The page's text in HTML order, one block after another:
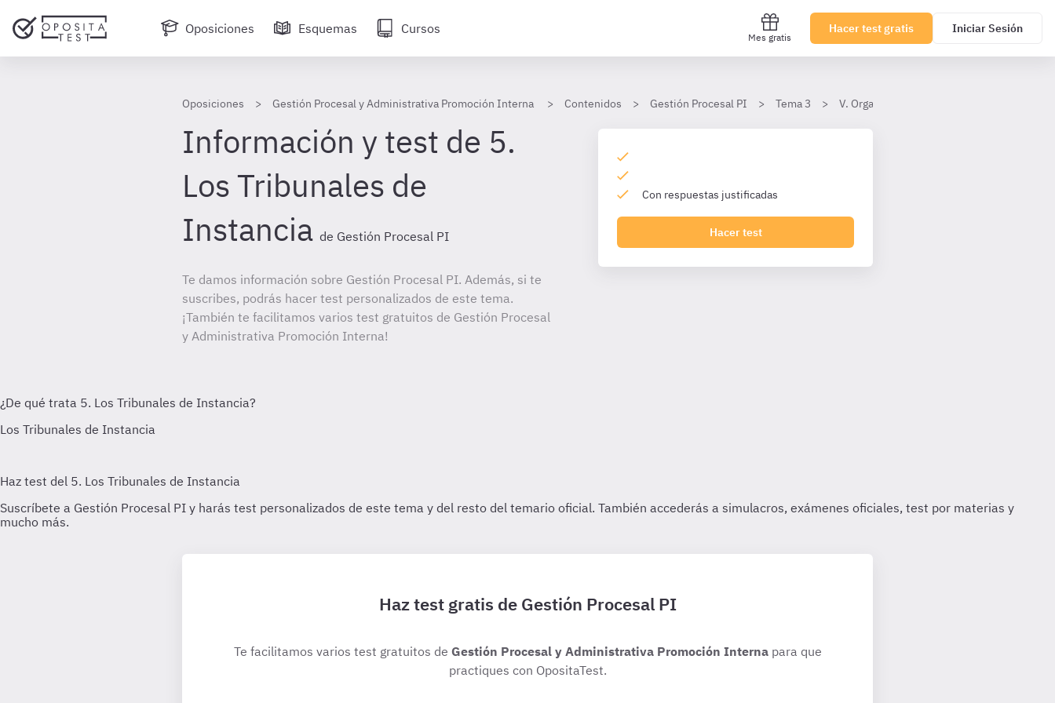
Oposiciones Esquemas Cursos
Mes gratis
Hacer test gratis Iniciar Sesión
Oposiciones Gestión Procesal y Administrativa Promoción Interna Contenidos Gestión Procesal PI Tema 3 V. Organización judicial española (Anexo)
Información y test de 5.
Los Tribunales de
Instancia de Gestión Procesal PI
Te damos información sobre Gestión Procesal PI. Además, si te
suscribes, podrás hacer test personalizados de este tema.
¡También te facilitamos varios test gratuitos de Gestión Procesal
y Administrativa Promoción Interna!
Con respuestas justificadas
Hacer test
Haz test gratis de Gestión Procesal PI
Te facilitamos varios test gratuitos de Gestión Procesal y Administrativa Promoción Internapara que
practiques con OpositaTest.